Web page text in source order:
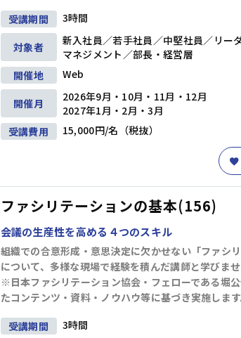
受講期間 3時間
対象者
新入社員／若手社員／中堅社員／リー
マネジメント／部長・経営層
開催地
Web
開催月
2026年9月・10月・11月・12月
2027年1月・2月・3月
受講費用
15,000円/名（税抜）
ファシリテーションの基本(156)
会議の生産性を高める４つのスキル
組織での合意形成・意思決定に欠かせない「ファシリ
について、多様な現場で経験を積んだ講師と学びま
※日本ファシリテーション協会・フェローである堀
たコンテンツ・資料・ノウハウ等に基づき実施します
受講期間 3時間